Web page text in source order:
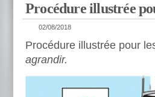
Procédure illustrée
02/08/2018
Procédure illustrée pour
agrandir.